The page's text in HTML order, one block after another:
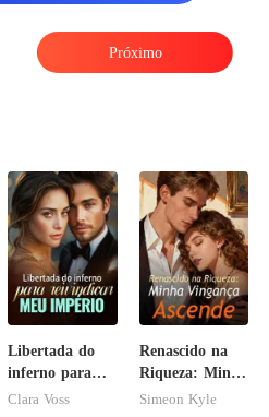
Próximo
Libertada do
inferno para
reivindicar meu
Clara Voss
Renascido na
Riqueza: Minha
Vingança
Simeon Kyle